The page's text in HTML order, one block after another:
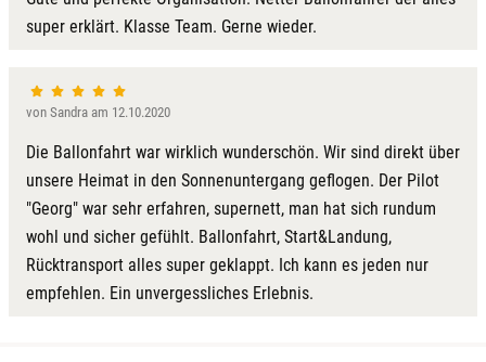
super erklärt. Klasse Team. Gerne wieder.
von Sandra am 12.10.2020
Die Ballonfahrt war wirklich wunderschön. Wir sind direkt über
unsere Heimat in den Sonnenuntergang geflogen. Der Pilot
"Georg" war sehr erfahren, supernett, man hat sich rundum
wohl und sicher gefühlt. Ballonfahrt, Start&Landung,
Rücktransport alles super geklappt. Ich kann es jeden nur
empfehlen. Ein unvergessliches Erlebnis.